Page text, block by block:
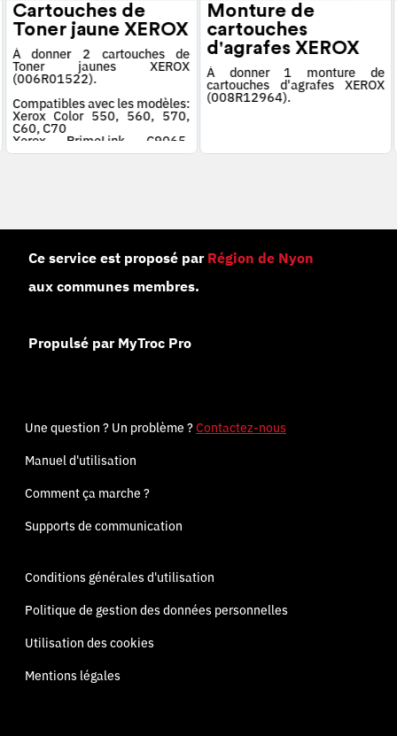
Cartouches de
Toner jaune XEROX
À donner 2 cartouches de
Toner jaunes XEROX
(006R01522).
Compatibles avec les modèles:
Xerox Color 550, 560, 570,
C60, C70
Xerox PrimeLink C9065,
C9070
Monture de
cartouches
d'agrafes XEROX
À donner 1 monture de
cartouches d'agrafes XEROX
(008R12964).
Ce service est proposé par Région de Nyon
aux communes membres.
Propulsé par MyTroc Pro
Une question ? Un problème ?Contactez-nous
Manuel d'utilisation
Comment ça marche ?
Supports de communication
Conditions générales d'utilisation
Politique de gestion des données personnelles
Utilisation des cookies
Mentions légales